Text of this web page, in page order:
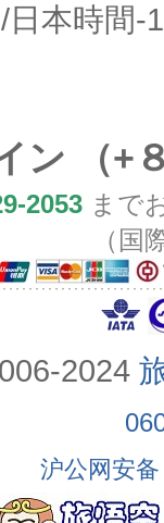
/日本時間-
ン （+
2053 まで
（国
2024
沪公网安